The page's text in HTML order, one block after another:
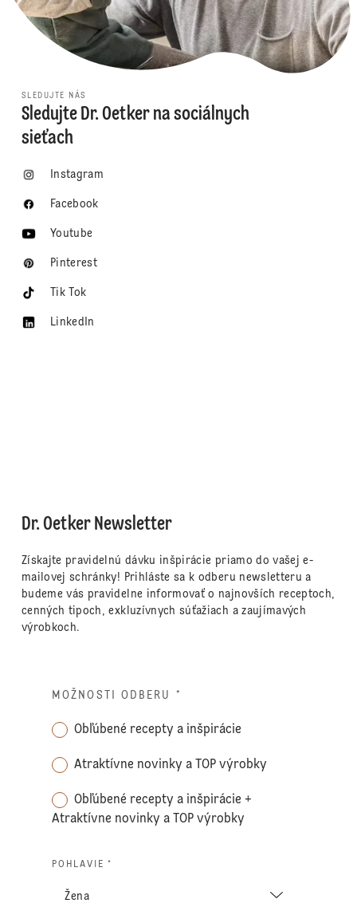
SLEDUJTE NÁS
Sledujte Dr. Oetker na sociálnych
sieťach
Instagram
Facebook
Youtube
Pinterest
Tik Tok
LinkedIn
Dr. Oetker Newsletter
Získajte pravidelnú dávku inšpirácie priamo do vašej e-
mailovej schránky! Prihláste sa k odberu newsletteru a
budeme vás pravidelne informovať o najnovších receptoch,
cenných tipoch, exkluzívnych súťažiach a zaujímavých
výrobkoch.
MOŽNOSTI ODBERU *
Obľúbené recepty a inšpirácie
Atraktívne novinky a TOP výrobky
Obľúbené recepty a inšpirácie +
Atraktívne novinky a TOP výrobky
POHLAVIE *